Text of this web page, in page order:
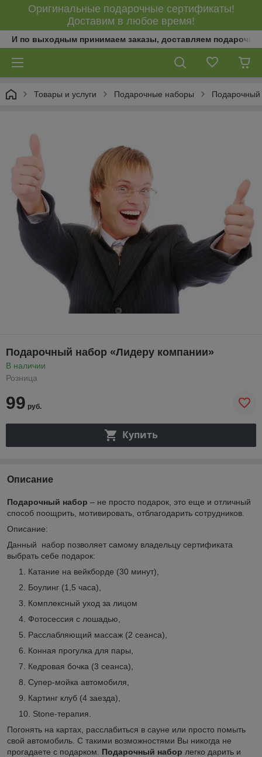
Оригинальные подарочные сертификаты!
Доставим в любое время!
И по выходным принимаем заказы, доставляем
Товары и услуги Подарочные наборы Подарочный
Подарочный набор «Лидеру компании»
В наличии
Розница
99 руб.
Купить
Описание
Подарочный набор – не просто подарок, это еще и отличный
способ поощрить, мотивировать, отблагодарить сотрудников.
Описание:
Данный
набор позволяет самому владельцу сертификата
выбрать себе подарок:
Катание на вейкборде (30 минут),
Боулинг (1,5 часа),
Комплексный уход за лицом
Фотосессия с лошадью,
Расслабляющий массаж (2 сеанса),
Конная прогулка для пары,
Кедровая бочка (3 сеанса),
Супер-мойка автомобиля,
Картинг клуб (4 заезда),
Stone-терапия.
Погонять на картах, расслабиться в сауне или просто помыть
свой автомобиль. С такими возможностями Вы никогда не
прогадаете с подарком. Подарочный набор легко дарить и